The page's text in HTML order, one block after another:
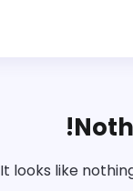
It looks like